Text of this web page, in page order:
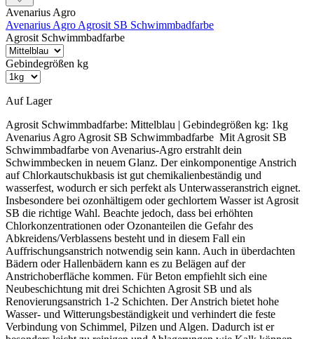
Avenarius Agro
Avenarius Agro Agrosit SB Schwimmbadfarbe
Agrosit Schwimmbadfarbe
Gebindegrößen kg
Auf Lager
Agrosit Schwimmbadfarbe: Mittelblau | Gebindegrößen kg: 1kg
Avenarius Agro Agrosit SB Schwimmbadfarbe Mit Agrosit SB
Schwimmbadfarbe von Avenarius-Agro erstrahlt dein
Schwimmbecken in neuem Glanz. Der einkomponentige Anstrich
auf Chlorkautschukbasis ist gut chemikalienbeständig und
wasserfest, wodurch er sich perfekt als Unterwasseranstrich eignet.
Insbesondere bei ozonhältigem oder gechlortem Wasser ist Agrosit
SB die richtige Wahl. Beachte jedoch, dass bei erhöhten
Chlorkonzentrationen oder Ozonanteilen die Gefahr des
Abkreidens/Verblassens besteht und in diesem Fall ein
Auffrischungsanstrich notwendig sein kann. Auch in überdachten
Bädern oder Hallenbädern kann es zu Belägen auf der
Anstrichoberfläche kommen. Für Beton empfiehlt sich eine
Neubeschichtung mit drei Schichten Agrosit SB und als
Renovierungsanstrich 1-2 Schichten. Der Anstrich bietet hohe
Wasser- und Witterungsbeständigkeit und verhindert die feste
Verbindung von Schimmel, Pilzen und Algen. Dadurch ist er